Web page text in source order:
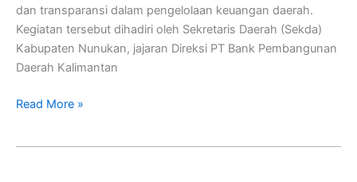
dan transparansi dalam pengelolaan keuangan daerah.
Kegiatan tersebut dihadiri oleh Sekretaris Daerah (Sekda)
Kabupaten Nunukan, jajaran Direksi PT Bank Pembangunan
Daerah Kalimantan
Read More »